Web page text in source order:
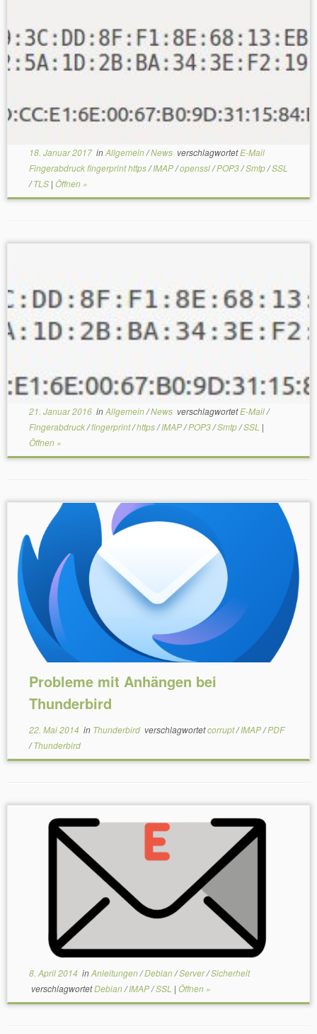
18. Januar 2017inAllgemein/News verschlagwortetE-Mail
Fingerabdruck fingerprint https/IMAP/openssl/POP3/Smtp/SSL
/TLS | Öffnen »
21. Januar 2016inAllgemein/News verschlagwortetE-Mail/
Fingerabdruck/fingerprint/https/IMAP/POP3/Smtp/SSL |
Öffnen »
Probleme mit Anhängen bei
Thunderbird
22. Mai 2014 in Thunderbird verschlagwortetcorrupt/IMAP/PDF
/Thunderbird
8. April 2014 inAnleitungen/Debian/Server/Sicherheit
verschlagwortetDebian/IMAP/SSL | Öffnen »